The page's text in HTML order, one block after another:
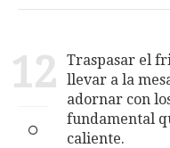
12
Traspasar el
llevar a la
adornar con
fundamental
caliente.